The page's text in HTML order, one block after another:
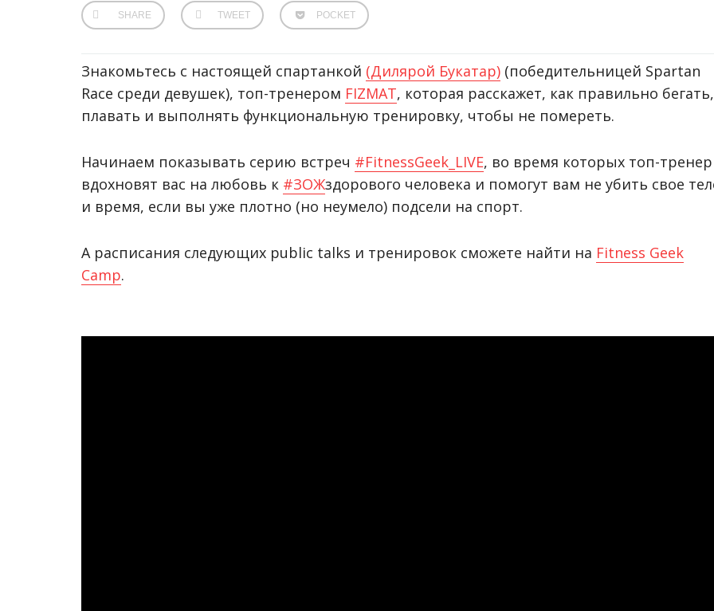
SHARE TWEET POCKET
Знакомьтесь с настоящей спартанкой (Дилярой Букатар) (победительницей Spartan
Race среди девушек), топ-тренером FIZMAT, которая расскажет, как правильно бегать,
плавать и выполнять функциональную тренировку, чтобы не помереть.
Начинаем показывать серию встреч #FitnessGeek_LIVE, во время которых топ-
вдохновят вас на любовь к #ЗОЖздорового человека и помогут вам не убить свое
и время, если вы уже плотно (но неумело) подсели на спорт.
А расписания следующих public talks и тренировок сможете найти на Fitness Geek
Camp.